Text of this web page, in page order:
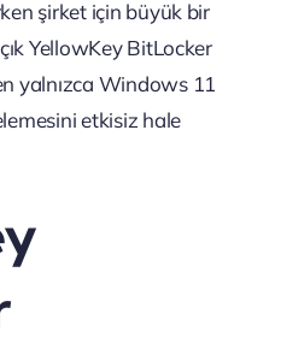
şirket için büyük bir
YellowKey BitLocker
yalnızca Windows 11
etkisiz hale